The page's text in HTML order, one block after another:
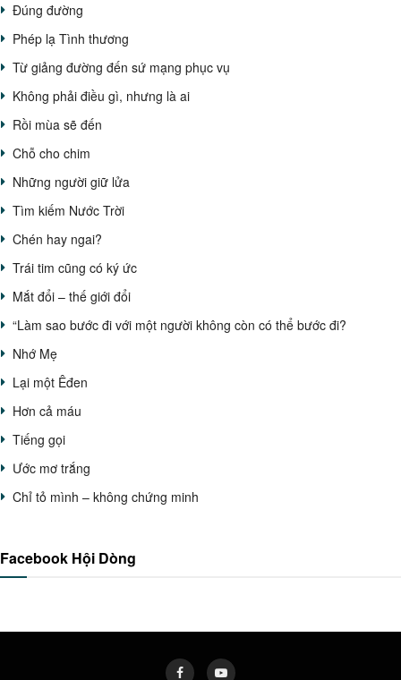
Đúng đường
Phép lạ Tình thương
Từ giảng đường đến sứ mạng phục vụ
Không phải điều gì, nhưng là ai
Rồi mùa sẽ đến
Chỗ cho chim
Những người giữ lửa
Tìm kiếm Nước Trời
Chén hay ngai?
Trái tim cũng có ký ức
Mắt đổi – thế giới đổi
“Làm sao bước đi với một người không còn có thể bước đi?
Nhớ Mẹ
Lại một Êđen
Hơn cả máu
Tiếng gọi
Ước mơ trắng
Chỉ tỏ mình – không chứng minh
Facebook Hội Dòng